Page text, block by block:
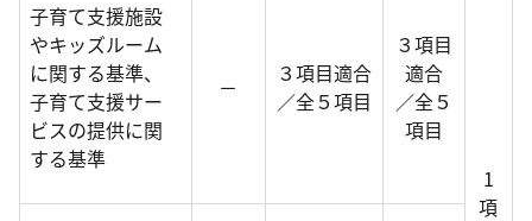
子育て支援施設
やキッズルーム
に関する基準、
子育て支援サー
ビスの提供に関
する基準
－
３項目適合
／全５項目
３項目
適合
／全５
項目
1
項